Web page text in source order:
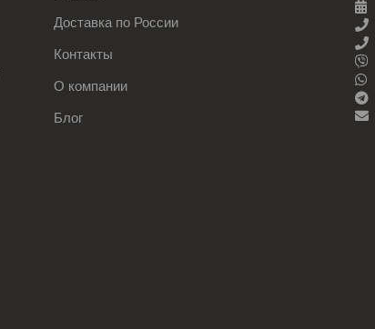
Доставка по России
Контакты
О компании
Блог